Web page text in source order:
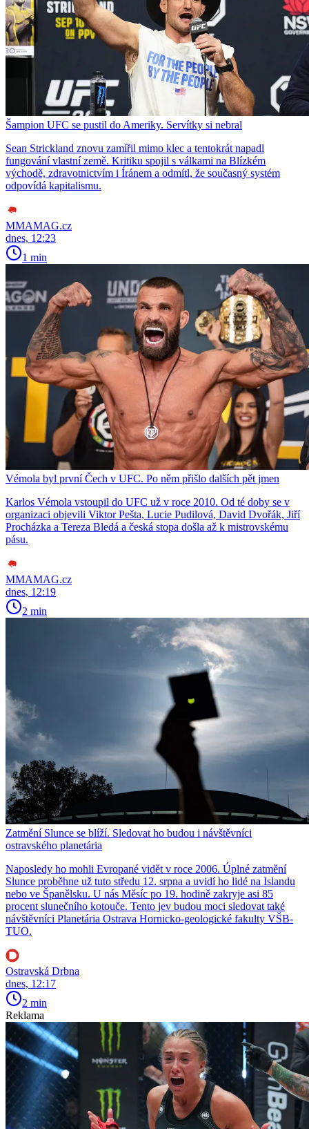
Šampion UFC se pustil do Ameriky. Servítky si nebral
Sean Strickland znovu zamířil mimo klec a tentokrát napadl
fungování vlastní země. Kritiku spojil s válkami na Blízkém
východě, zdravotnictvím i Íránem a odmítl, že současný systém
odpovídá kapitalismu.
MMAMAG.cz
dnes, 12:23
1 min
Vémola byl první Čech v UFC. Po něm přišlo dalších pět jmen
Karlos Vémola vstoupil do UFC už v roce 2010. Od té doby se v
organizaci objevili Viktor Pešta, Lucie Pudilová, David Dvořák, Jiří
Procházka a Tereza Bledá a česká stopa došla až k mistrovskému
pásu.
MMAMAG.cz
dnes, 12:19
2 min
Zatmění Slunce se blíží. Sledovat ho budou i návštěvníci
ostravského planetária
Naposledy ho mohli Evropané vidět v roce 2006. Úplné zatmění
Slunce proběhne už tuto středu 12. srpna a uvidí ho lidé na Islandu
nebo ve Španělsku. U nás Měsíc po 19. hodině zakryje asi 85
procent slunečního kotouče. Tento jev budou moci sledovat také
návštěvníci Planetária Ostrava Hornicko-geologické fakulty VŠB-
TUO.
Ostravská Drbna
dnes, 12:17
2 min
Reklama